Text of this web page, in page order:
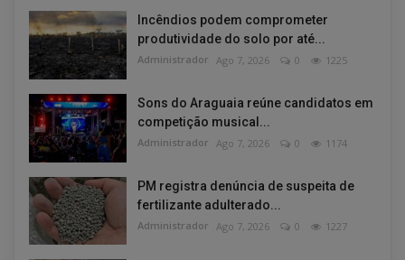
Incêndios podem comprometer
produtividade do solo por até...
Administrador Ago 7, 2026 0 1225
Sons do Araguaia reúne candidatos em
competição musical...
Administrador Ago 7, 2026 0 1174
PM registra denúncia de suspeita de
fertilizante adulterado...
Administrador Ago 7, 2026 0 1227